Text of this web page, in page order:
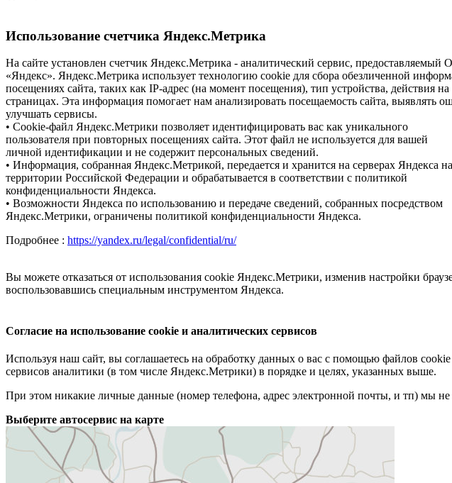
Использование счетчика Яндекс.Метрика
На сайте установлен счетчик Яндекс.Метрика - аналитический сервис, предоставляемый
«Яндекс». Яндекс.Метрика использует технологию cookie для сбора обезличенной
посещениях сайта, таких как IP-адрес (на момент посещения), тип устройства, действия на
страницах. Эта информация помогает нам анализировать посещаемость сайта, выявлять
улучшать сервисы.
• Cookie-файл Яндекс.Метрики позволяет идентифицировать вас как уникального
пользователя при повторных посещениях сайта. Этот файл не используется для вашей
личной идентификации и не содержит персональных сведений.
• Информация, собранная Яндекс.Метрикой, передается и хранится на серверах Яндекса на
территории Российской Федерации и обрабатывается в соответствии с политикой
конфиденциальности Яндекса.
• Возможности Яндекса по использованию и передаче сведений, собранных посредством
Яндекс.Метрики, ограничены политикой конфиденциальности Яндекса.
Подробнее : https://yandex.ru/legal/confidential/ru/
Вы можете отказаться от использования cookie Яндекс.Метрики, изменив настройки
воспользовавшись специальным инструментом Яндекса.
Согласие на использование cookie и аналитических сервисов
Используя наш сайт, вы соглашаетесь на обработку данных о вас с помощью файлов
сервисов аналитики (в том числе Яндекс.Метрики) в порядке и целях, указанных выше.
При этом никакие личные данные (номер телефона, адрес электронной почты, и тп) мы
Выберите автосервис на карте